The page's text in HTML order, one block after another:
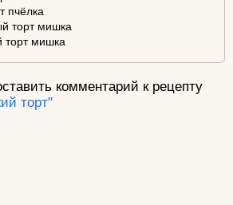
пчёлка
торт мишка
комментарий к рецепту
торт"